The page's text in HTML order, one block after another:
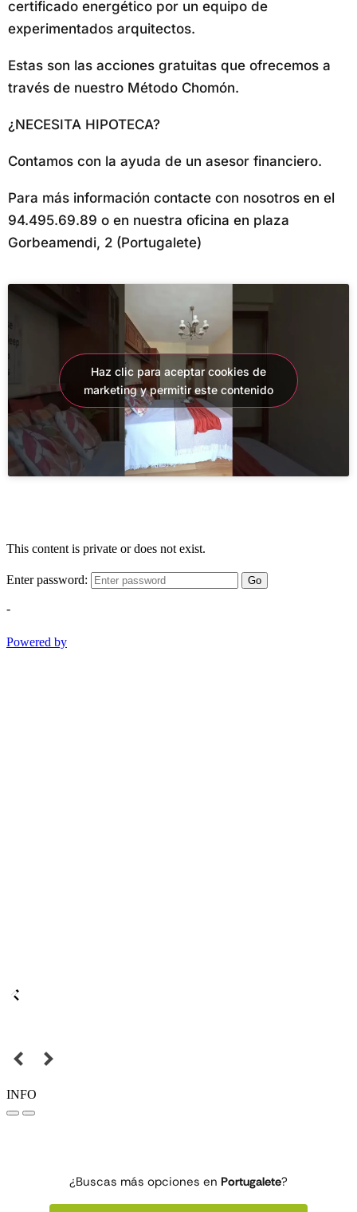
certificado energético por un equipo de
experimentados arquitectos.
Estas son las acciones gratuitas que ofrecemos a
través de nuestro Método Chomón.
¿NECESITA HIPOTECA?
Contamos con la ayuda de un asesor financiero.
Para más información contacte con nosotros en el
94.495.69.89 o en nuestra oficina en plaza
Gorbeamendi, 2 (Portugalete)
Haz clic para aceptar cookies de
marketing y permitir este contenido
¿Buscas más opciones en Portugalete?